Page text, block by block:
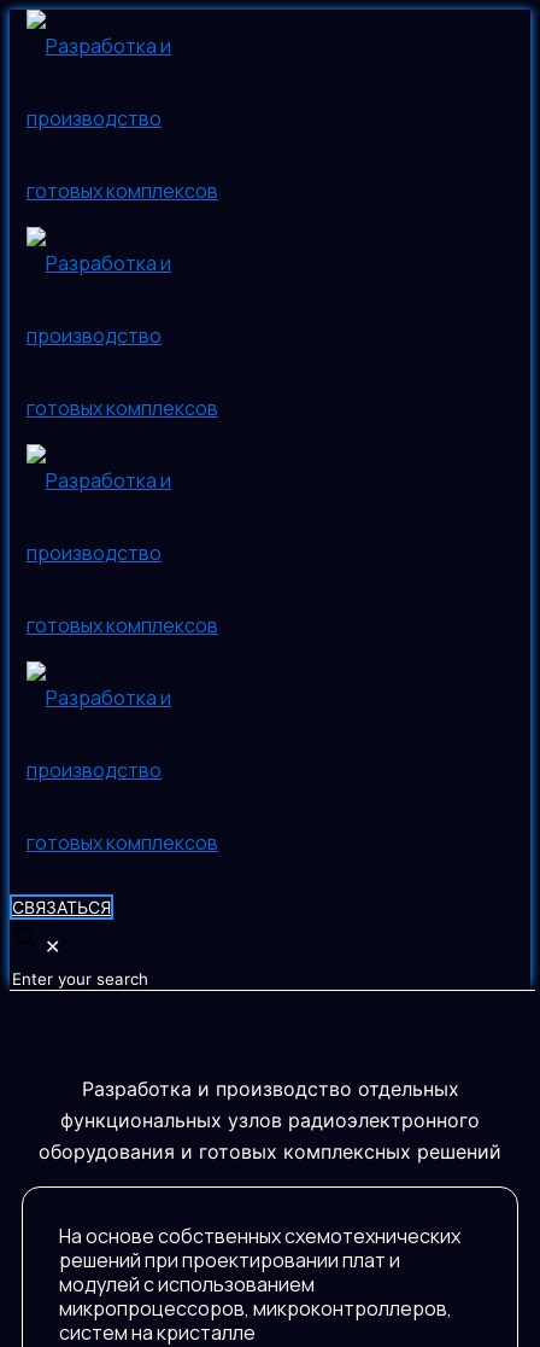
СВЯЗАТЬСЯ
✕
Разработка и производство отдельных
функциональных узлов радиоэлектронного
оборудования и готовых комплексных решений
На основе собственных схемотехнических
решений при проектировании плат и
модулей с использованием
микропроцессоров, микроконтроллеров,
систем на кристалле